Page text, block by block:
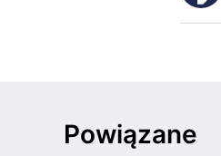
Powiązane